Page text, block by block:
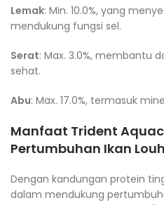
Lemak: Min. 10.0%, yang
mendukung fungsi sel.
Serat: Max. 3.0%, membantu
sehat.
Abu: Max. 17.0%, termasuk
Manfaat Trident
Pertumbuhan Ikan
Dengan kandungan protein
dalam mendukung